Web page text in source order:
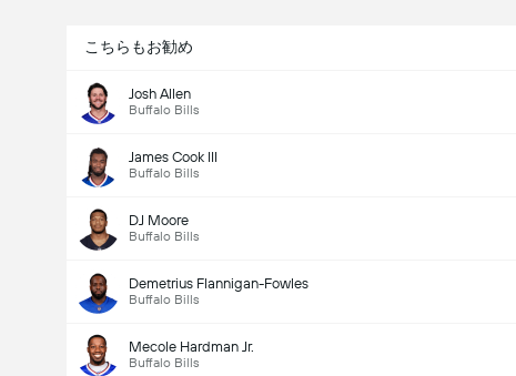
こちらもお勧め
Josh Allen
Buffalo Bills
James Cook III
Buffalo Bills
DJ Moore
Buffalo Bills
Demetrius Flannigan-Fowles
Buffalo Bills
Mecole Hardman Jr.
Buffalo Bills